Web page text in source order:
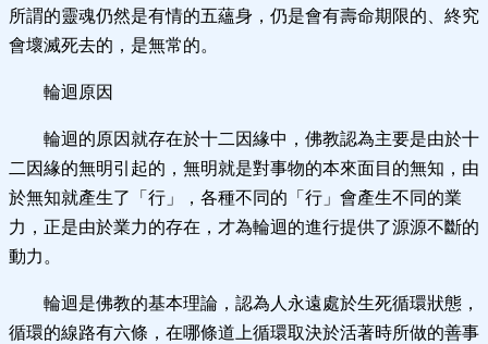
所謂的靈魂仍然是有情的五蘊身，仍是會有壽命期限的、終究
會壞滅死去的，是無常的。
輪迴原因
輪迴的原因就存在於十二因緣中，佛教認為主要是由於十
二因緣的無明引起的，無明就是對事物的本來面目的無知，由
於無知就產生了「行」，各種不同的「行」會產生不同的業
力，正是由於業力的存在，才為輪迴的進行提供了源源不斷的
動力。
輪迴是佛教的基本理論，認為人永遠處於生死循環狀態，
循環的線路有六條，在哪條道上循環取決於活著時所做的善事